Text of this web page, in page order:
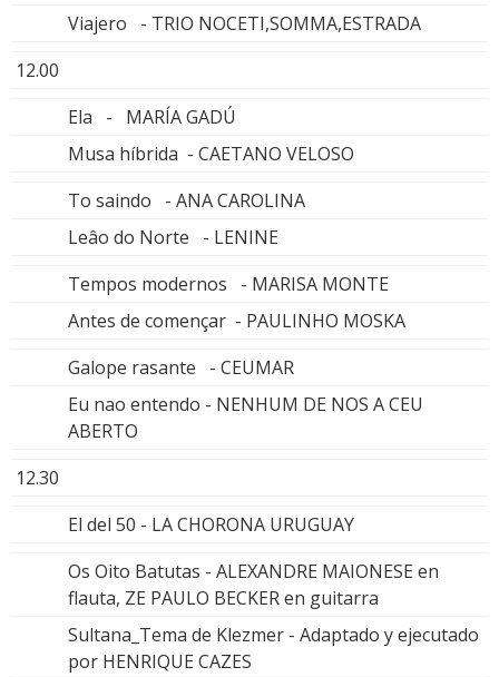
Viajero - TRIO NOCETI,SOMMA,ESTRADA
12.00
Ela - MARÍA GADÚ
Musa híbrida - CAETANO VELOSO
To saindo - ANA CAROLINA
Leâo do Norte - LENINE
Tempos modernos - MARISA MONTE
Antes de començar - PAULINHO MOSKA
Galope rasante - CEUMAR
Eu nao entendo - NENHUM DE NOS A CEU
ABERTO
12.30
El del 50 - LA CHORONA URUGUAY
Os Oito Batutas - ALEXANDRE MAIONESE en
flauta, ZE PAULO BECKER en guitarra
Sultana_Tema de Klezmer - Adaptado y ejecutado
por HENRIQUE CAZES